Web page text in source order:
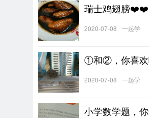
瑞士鸡翅膀❤️❤️
2020-07-08 一起学
①和②，你喜欢
2020-07-08 一起学
小学数学题，